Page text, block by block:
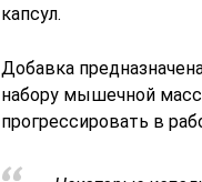
капсул.
Добавка
набору мышечной
прогрессировать в